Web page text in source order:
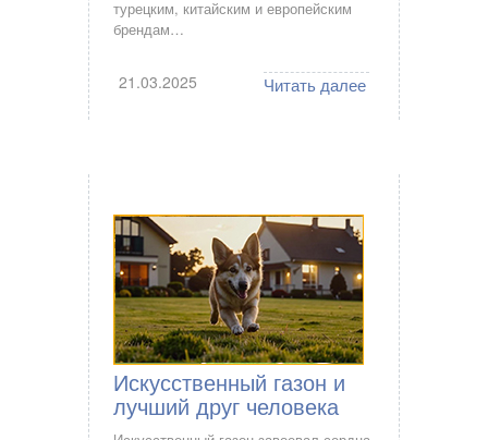
турецким, китайским и европейским
брендам…
21.03.2025 Читать далее
Искусственный газон и
лучший друг человека